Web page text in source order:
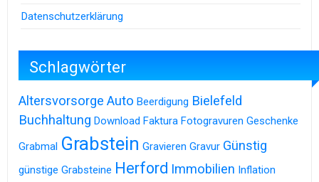
Datenschutzerklärung
Schlagwörter
Altersvorsorge Auto Beerdigung Bielefeld
Buchhaltung Download Faktura Fotogravuren Geschenke
Grabmal Grabstein Gravieren Gravur Günstig
günstige Grabsteine Herford Immobilien Inflation